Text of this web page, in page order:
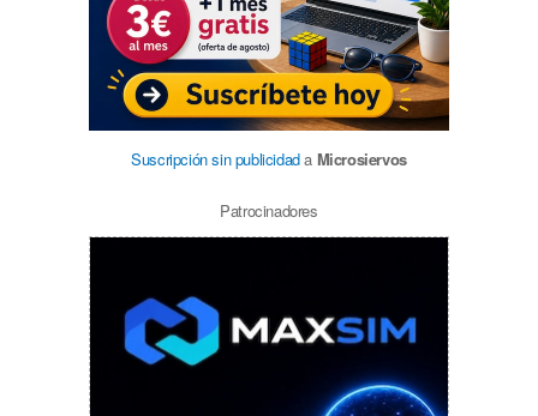
Suscripción sin publicidada Microsiervos
Patrocinadores